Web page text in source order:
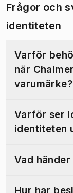
Frågor och
identiteten
Varför
när
varumärke?
Varför ser
identiteten
Vad
Hur har